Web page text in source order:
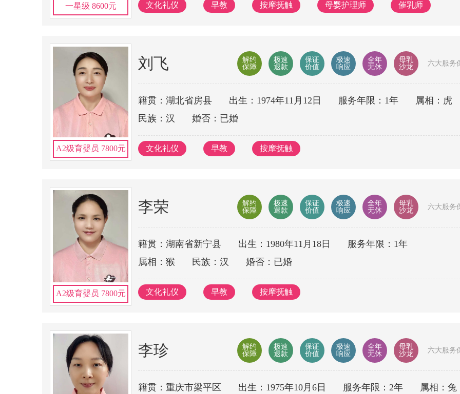
一星级 8600元 文化礼仪 早教 按摩抚触 母婴护理师 催乳师
A2级育婴员 7800元
刘飞
解约
保障
极速
退款
保证
价值
极速
响应
全年
无休
母乳
沙龙
六大服务
籍贯：湖北省房县 出生：1974年11月12日 服务年限：1年
属相：虎
民族：汉
婚否：已婚
文化礼仪 早教 按摩抚触
A2级育婴员 7800元
李荣
解约
保障
极速
退款
保证
价值
极速
响应
全年
无休
母乳
沙龙
六大服务
籍贯：湖南省新宁县 出生：1980年11月18日
服务年限：1年
属相：猴
民族：汉 婚否：已婚
文化礼仪 早教 按摩抚触
李珍
解约
保障
极速
退款
保证
价值
极速
响应
全年
无休
母乳
沙龙
六大服务
籍贯：重庆市梁平区 出生：1975年10月6日 服务年限：2年 属相：兔